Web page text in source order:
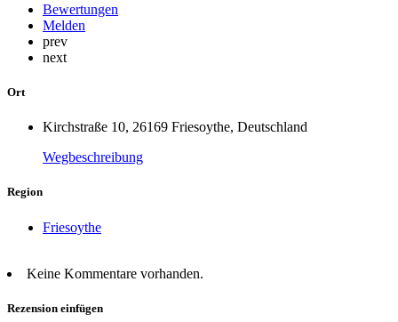
Bewertungen
Melden
prev
next
Ort
Kirchstraße 10, 26169 Friesoythe, Deutschland
Wegbeschreibung
Region
Friesoythe
Keine Kommentare vorhanden.
Rezension einfügen